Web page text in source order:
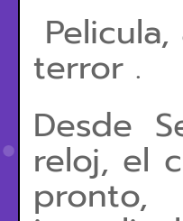
terror .
Desde
reloj, el